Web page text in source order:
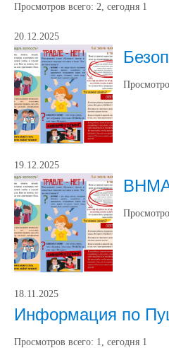
Просмотров всего: 2, сегодня 1
20.12.2025
19.12.2025
18.11.2025
Информация по
Просмотров всего: 1, сегодня 1